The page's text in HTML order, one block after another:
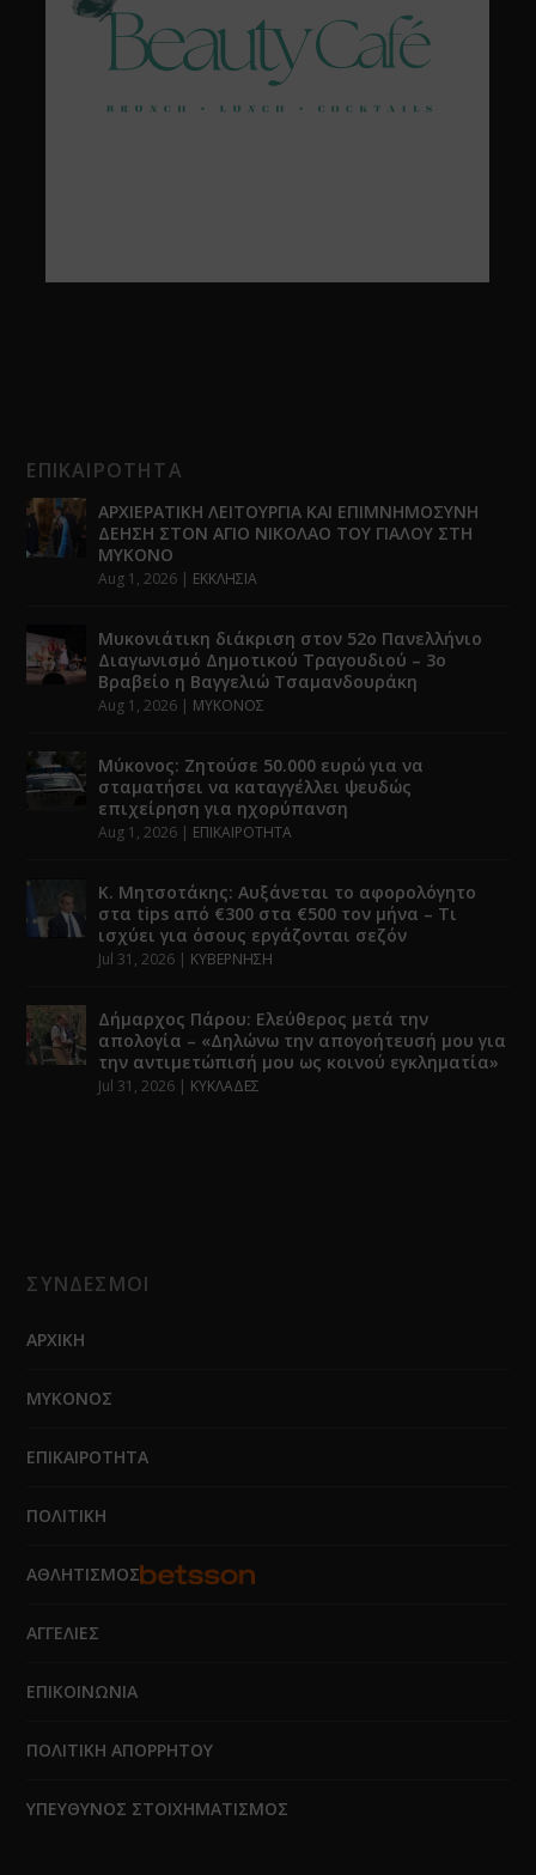
ΕΠΙΚΑΙΡΟΤΗΤΑ
ΑΡΧΙΕΡΑΤΙΚΗ ΛΕΙΤΟΥΡΓΙΑ ΚΑΙ ΕΠΙΜΝΗΜΟΣΥΝΗ
ΔΕΗΣΗ ΣΤΟΝ ΑΓΙΟ ΝΙΚΟΛΑΟ ΤΟΥ ΓΙΑΛΟΥ ΣΤΗ
ΜΥΚΟΝΟ
Aug 1, 2026 | ΕΚΚΛΗΣΙΑ
Μυκονιάτικη διάκριση στον 52ο Πανελλήνιο
Διαγωνισμό Δημοτικού Τραγουδιού – 3ο
Βραβείο η Βαγγελιώ Τσαμανδουράκη
Aug 1, 2026 | ΜΥΚΟΝΟΣ
Μύκονος: Ζητούσε 50.000 ευρώ για να
σταματήσει να καταγγέλλει ψευδώς
επιχείρηση για ηχορύπανση
Aug 1, 2026 | ΕΠΙΚΑΙΡΟΤΗΤΑ
Κ. Μητσοτάκης: Αυξάνεται το αφορολόγητο
στα tips από €300 στα €500 τον μήνα – Τι
ισχύει για όσους εργάζονται σεζόν
Jul 31, 2026 | ΚΥΒΕΡΝΗΣΗ
Δήμαρχος Πάρου: Ελεύθερος μετά την
απολογία – «Δηλώνω την απογοήτευσή μου για
την αντιμετώπισή μου ως κοινού εγκληματία»
Jul 31, 2026 | ΚΥΚΛΑΔΕΣ
ΣΥΝΔΕΣΜΟΙ
ΑΡΧΙΚΗ
ΜΥΚΟΝΟΣ
ΕΠΙΚΑΙΡΟΤΗΤΑ
ΠΟΛΙΤΙΚΗ
ΑΘΛΗΤΙΣΜΟΣ
ΑΓΓΕΛΙΕΣ
ΕΠΙΚΟΙΝΩΝΙΑ
ΠΟΛΙΤΙΚΗ ΑΠΟΡΡΗΤΟΥ
ΥΠΕΥΘΥΝΟΣ ΣΤΟΙΧΗΜΑΤΙΣΜΟΣ